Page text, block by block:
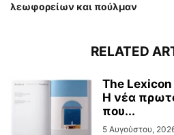
λεωφορείων και πούλμαν
RELATED
The
Η νέα
που...
5 Αυγούστου,